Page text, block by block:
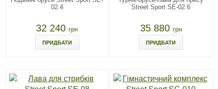
02.4
32 240грн
ПРИДБАТИ
Street Sport SE-02.6
35 880 грн
ПРИДБАТИ